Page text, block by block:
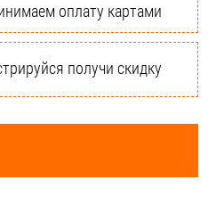
оплату картами
получи скидку